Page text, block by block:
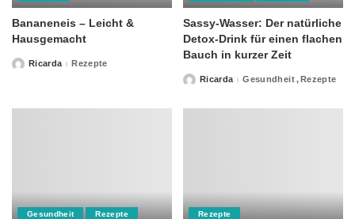
Bananeneis – Leicht &
Hausgemacht
PostedRicarda Rezepte
Sassy-Wasser: Der natürliche
Detox-Drink für einen flachen
Bauch in kurzer Zeit
PostedRicarda Gesundheit Rezepte
Gesundheit Rezepte Rezepte